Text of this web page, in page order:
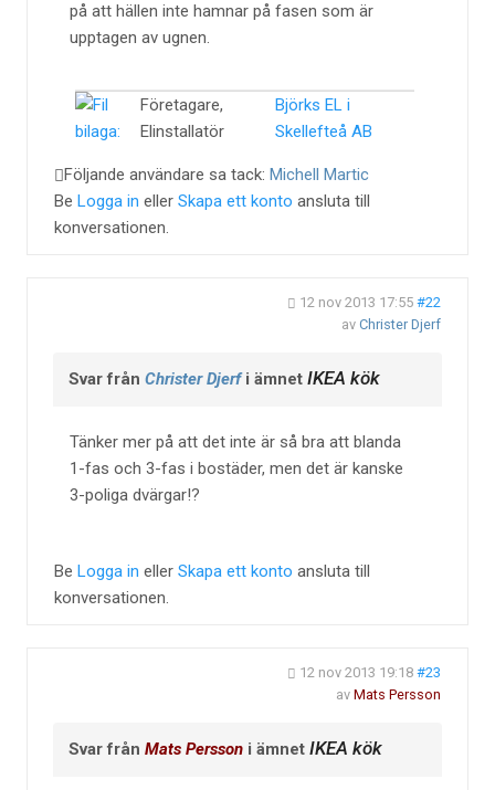
på att hällen inte hamnar på fasen som är
upptagen av ugnen.
Företagare,
Elinstallatör
Björks EL i
Skellefteå AB
Följande användare sa tack: Michell Martic
Be Logga in eller Skapa ett konto ansluta till
konversationen.
12 nov 2013 17:55 #22
av Christer Djerf
Svar från Christer Djerfi ämnet IKEA kök
Tänker mer på att det inte är så bra att blanda
1-fas och 3-fas i bostäder, men det är kanske
3-poliga dvärgar!?
Be Logga in eller Skapa ett konto ansluta till
konversationen.
12 nov 2013 19:18 #23
av Mats Persson
Svar från Mats Persson i ämnet IKEA kök